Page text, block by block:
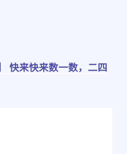
快来快来数一数，二四